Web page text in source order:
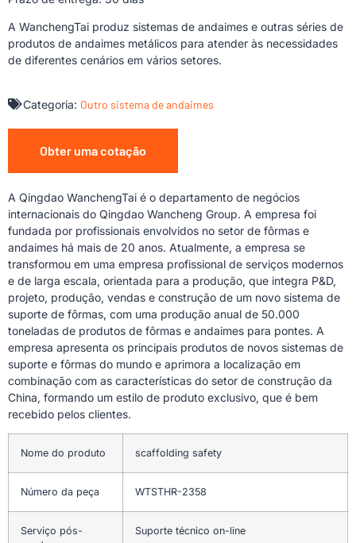
A WanchengTai produz sistemas de andaimes e outras séries de
produtos de andaimes metálicos para atender às necessidades
de diferentes cenários em vários setores.
Categoria: Outro sistema de andaimes
Obter uma cotação
A Qingdao WanchengTai é o departamento de negócios
internacionais do Qingdao Wancheng Group. A empresa foi
fundada por profissionais envolvidos no setor de fôrmas e
andaimes há mais de 20 anos. Atualmente, a empresa se
transformou em uma empresa profissional de serviços modernos
e de larga escala, orientada para a produção, que integra P&D,
projeto, produção, vendas e construção de um novo sistema de
suporte de fôrmas, com uma produção anual de 50.000
toneladas de produtos de fôrmas e andaimes para pontes. A
empresa apresenta os principais produtos de novos sistemas de
suporte e fôrmas do mundo e aprimora a localização em
combinação com as características do setor de construção da
China, formando um estilo de produto exclusivo, que é bem
recebido pelos clientes.
Nome do produto scaffolding safety
Número da peça WTSTHR-2358
Serviço pós-
Suporte técnico on-line